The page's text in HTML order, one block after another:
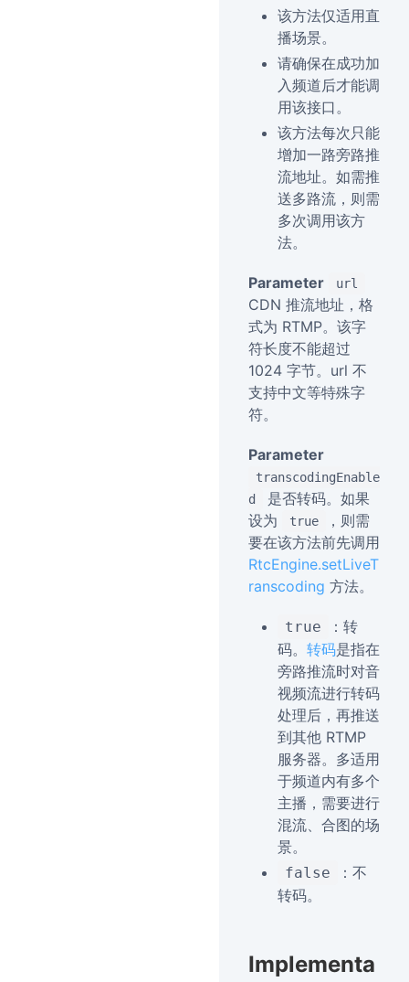
该方法仅适用直
播场景。
请确保在成功加
入频道后才能调
用该接口。
该方法每次只能
增加一路旁路推
流地址。如需推
送多路流，则需
多次调用该方
法。
Parameter url
CDN 推流地址，格
式为 RTMP。该字
符长度不能超过
1024 字节。url 不
支持中文等特殊字
符。
Parameter
transcodingEnable
d
是否转码。如果
设为
true
，则需
要在该方法前先调用
RtcEngine.setLiveT
ranscoding 方法。
true
：转
码。 转码是指在
旁路推流时对音
视频流进行转码
处理后，再推送
到其他 RTMP
服务器。多适用
于频道内有多个
主播，需要进行
混流、合图的场
景。
false
：不
转码。
Implementa